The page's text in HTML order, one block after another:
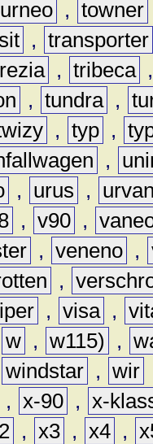
, towner
, transporter
, tribeca
, tundra ,
, typ ,
,
, urus ,
, v90 ,
, veneno ,
,
, visa ,
w , w115) ,
windstar , wir
, x-90 , x-
, x3 , x4 ,